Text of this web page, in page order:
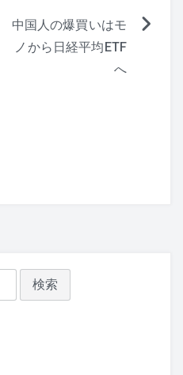
中国人の爆買いはモ
ノから日経平均ETF
へ